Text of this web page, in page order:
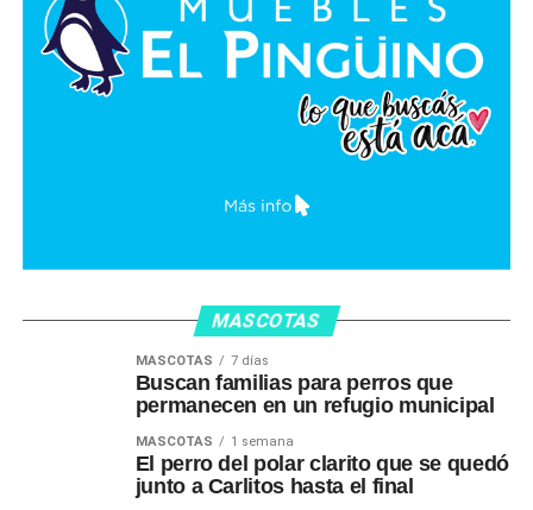
MASCOTAS
MASCOTAS 7 días
Buscan familias para perros que
permanecen en un refugio municipal
MASCOTAS 1 semana
El perro del polar clarito que se quedó
junto a Carlitos hasta el final